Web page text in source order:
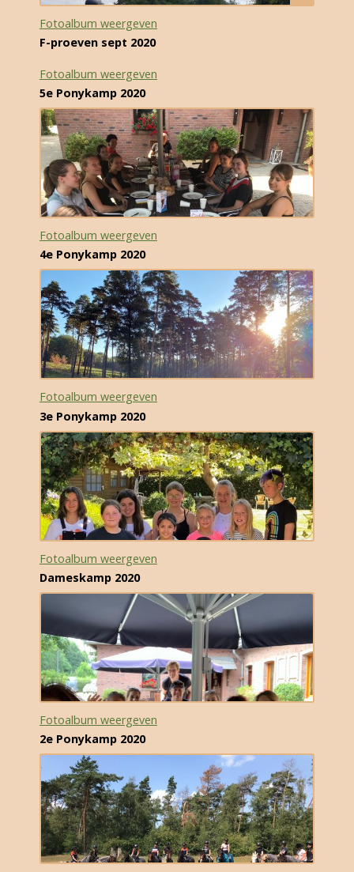
Fotoalbum weergeven
F-proeven sept 2020
Fotoalbum weergeven
5e Ponykamp 2020
Fotoalbum weergeven
4e Ponykamp 2020
Fotoalbum weergeven
3e Ponykamp 2020
Fotoalbum weergeven
Dameskamp 2020
Fotoalbum weergeven
2e Ponykamp 2020